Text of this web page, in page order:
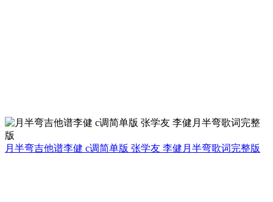
月半弯吉他谱李健 c调简单版 张学友 李健月半弯歌词完整版